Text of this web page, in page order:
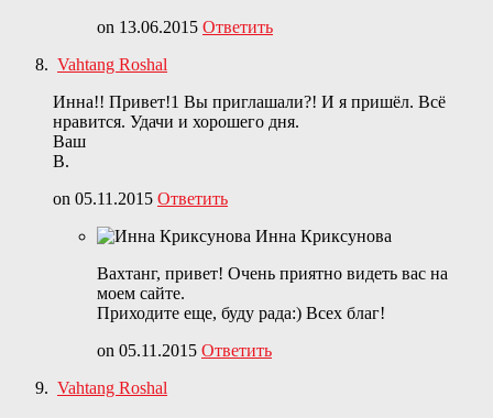
on 13.06.2015 Ответить
Vahtang Roshal
Инна!! Привет!1 Вы приглашали?! И я пришёл. Всё
нравится. Удачи и хорошего дня.
Ваш
В.
on 05.11.2015 Ответить
Инна Криксунова
Вахтанг, привет! Очень приятно видеть вас на
моем сайте.
Приходите еще, буду рада:) Всех благ!
on 05.11.2015 Ответить
Vahtang Roshal